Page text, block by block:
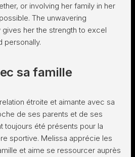
or involving her family in her
The unwavering
her the strength to excel
personally.
sa famille
étroite et aimante avec sa
de ses parents et de ses
été présents pour la
sportive. Melissa apprécie les
et aime se ressourcer auprès